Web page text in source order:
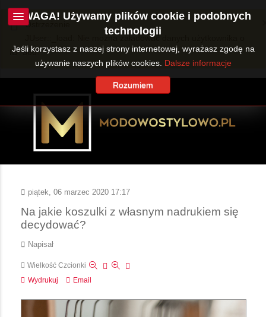
Ostrzeżenie
JUser::_load: Nie można załadować danych użytkownika o
ID: 360.
piątek, 06 marzec 2020 17:17
Na jakie koszulki z własnym nadrukiem się
decydować?
Napisał
Wielkość Czcionki
Wydrukuj
Email
UWAGA! Używamy plików cookie i podobnych
technologii
Jeśli korzystasz z naszej strony internetowej, wyrażasz zgodę na
używanie naszych plików cookies. Dalsze informacje
Rozumiem